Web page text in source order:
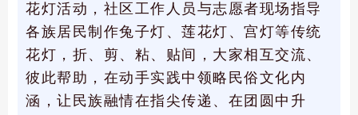
花灯活动，社区工作人员与志愿者现场指导
各族居民制作兔子灯、莲花灯、宫灯等传统
花灯，折、剪、粘、贴间，大家相互交流、
彼此帮助，在动手实践中领略民俗文化内
涵，让民族融情在指尖传递、在团圆中升